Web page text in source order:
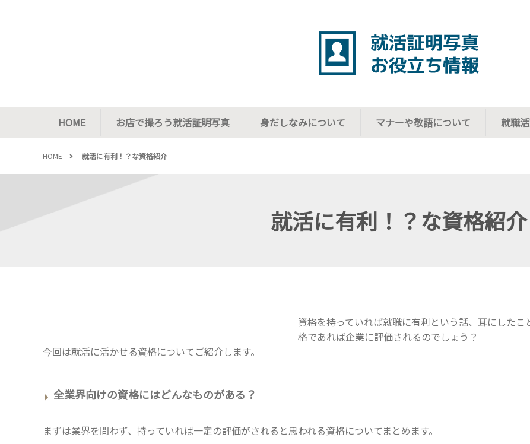
HOME お店で撮ろう就活証明写真 身だしなみについて マナーや敬語について 就職
HOME 就活に有利！？な資格紹介
就活に有利！？な資格紹介
資格を持っていれば就職に有利という話、耳にした
格であれば企業に評価されるのでしょう？
今回は就活に活かせる資格についてご紹介します。
全業界向けの資格にはどんなものがある？
まずは業界を問わず、持っていれば一定の評価がされると思われる資格についてまとめます。